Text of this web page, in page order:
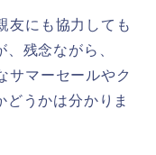
友にも協力しても
残念ながら、
サマーセールやク
うかは分かりま